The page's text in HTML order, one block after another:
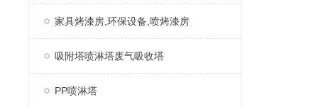
家具烤漆房,环保设备,喷烤漆房
吸附塔喷淋塔废气吸收塔
PP喷淋塔